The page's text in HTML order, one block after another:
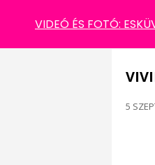
5
VIDEÓ ÉS FOTÓ: